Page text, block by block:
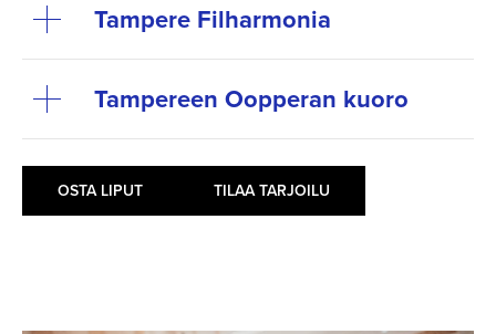
Tampere Filharmonia
Tampereen Oopperan kuoro
OSTA LIPUT TILAA TARJOILU